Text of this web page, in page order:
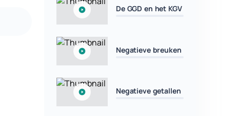
De GGD en het KGV
Negatieve breuken
Negatieve getallen